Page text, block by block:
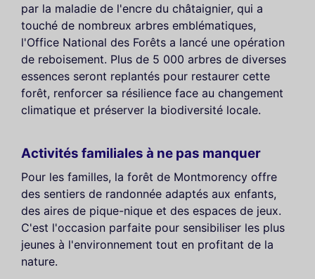
par la maladie de l'encre du châtaignier, qui a
touché de nombreux arbres emblématiques,
l'Office National des Forêts a lancé une opération
de reboisement. Plus de 5 000 arbres de diverses
essences seront replantés pour restaurer cette
forêt, renforcer sa résilience face au changement
climatique et préserver la biodiversité locale.
Activités familiales à ne pas manquer
Pour les familles, la forêt de Montmorency offre
des sentiers de randonnée adaptés aux enfants,
des aires de pique-nique et des espaces de jeux.
C'est l'occasion parfaite pour sensibiliser les plus
jeunes à l'environnement tout en profitant de la
nature.